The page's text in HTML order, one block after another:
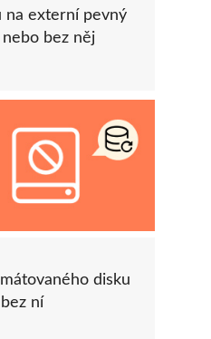
na externí pevný
bez něj
disku
ní